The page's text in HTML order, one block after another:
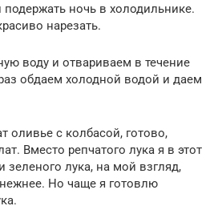
ночь в холодильнике.
нарезать.
воду и отвариваем в течение
обдаем холодной водой и даем
оливье с колбасой, готово,
Вместо репчатого лука я в этот
зеленого лука, на мой взгляд,
нежнее. Но чаще я готовлю